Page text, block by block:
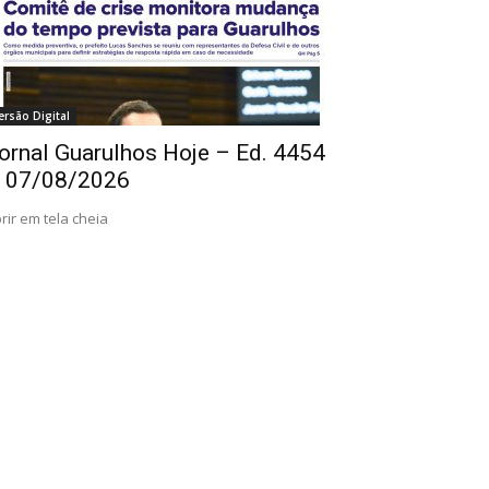
Digital
Guarulhos Hoje – Ed. 4454
07/08/2026
em tela cheia